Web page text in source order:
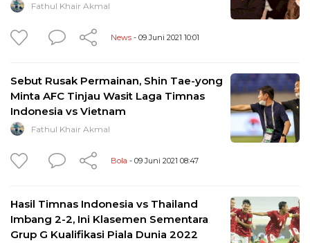
Fathul Khair Akmal
News - 09 Juni 2021 10:01
Sebut Rusak Permainan, Shin Tae-yong
Minta AFC Tinjau Wasit Laga Timnas
Indonesia vs Vietnam
Fathul Khair Akmal
Bola - 09 Juni 2021 08:47
Hasil Timnas Indonesia vs Thailand
Imbang 2-2, Ini Klasemen Sementara
Grup G Kualifikasi Piala Dunia 2022